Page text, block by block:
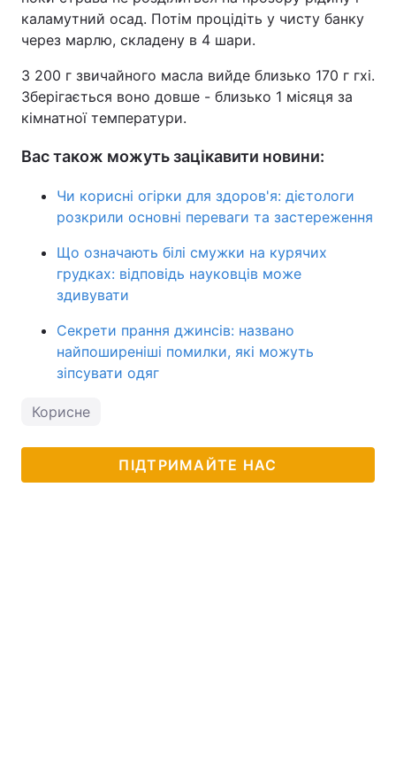
каламутний осад. Потім процідіть у чисту банку
через марлю, складену в 4 шари.
З 200 г звичайного масла вийде близько 170 г гхі.
Зберігається воно довше - близько 1 місяця за
кімнатної температури.
Вас також можуть зацікавити новини:
Чи корисні огірки для здоров'я: дієтологи
розкрили основні переваги та застереження
Що означають білі смужки на курячих
грудках: відповідь науковців може
здивувати
Секрети прання джинсів: названо
найпоширеніші помилки, які можуть
зіпсувати одяг
Корисне
ПІДТРИМАЙТЕ НАС